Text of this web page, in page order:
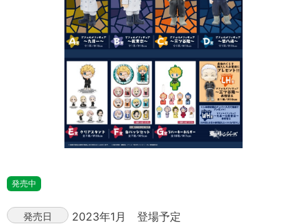
発売中
発売日
2023年1月 登場予定